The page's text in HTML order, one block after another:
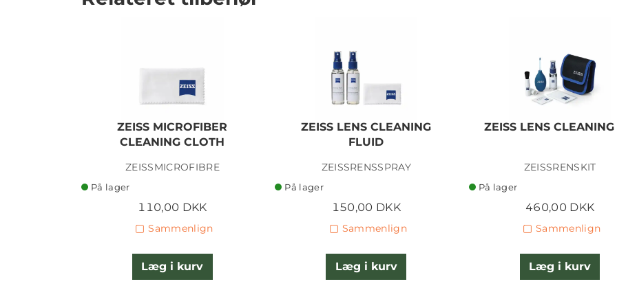
ZEISS MICROFIBER
CLEANING CLOTH
ZEISSMICROFIBRE
På lager
110,00 DKK
Sammenlign
Læg i kurv
ZEISS LENS CLEANING
FLUID
ZEISSRENSSPRAY
På lager
150,00 DKK
Sammenlign
Læg i kurv
ZEISS LENS
ZEISSRENSKIT
På lager
460,00 DKK
Sammenlign
Læg i kurv